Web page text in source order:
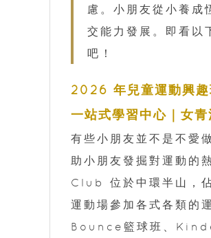
慮。小朋友從小養成
交能力發展。即看以
吧！
2026 年兒童運動興趣
一站式學習中心｜
有些小朋友並不是不愛
助小朋友發掘對運動
Club 位於中環半山，
運動場參加各式各類
Bounce籃球班、